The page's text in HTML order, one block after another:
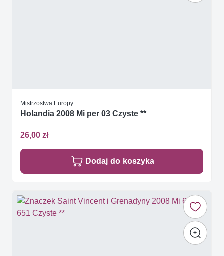
Mistrzostwa Europy
Holandia 2008 Mi per 03 Czyste **
26,00 zł
Dodaj do koszyka